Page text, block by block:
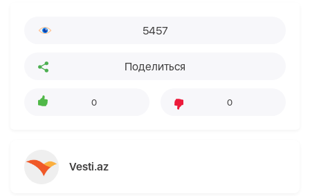
5457
Поделиться
0 0
Vesti.az